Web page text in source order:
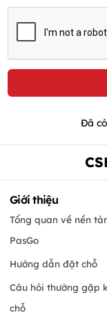
Đã
Giới thiệu
Tổng quan về nền
PasGo
Hướng dẫn đặt chỗ
Câu hỏi thường gặp
chỗ